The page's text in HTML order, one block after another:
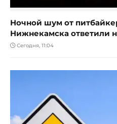
Ночной шум от
Нижнекамска ответили
Сегодня, 11:04